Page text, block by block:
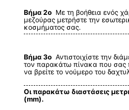
Βήμα 2ο Με τη βοήθεια ενός
μεζούρας μετρήστε την
κοσμήματος σας.
Βήμα 3ο Αντιστοιχίστε την
τον παρακάτω πίνακα που σας
να βρείτε το νούμερο του
Οι παρακάτω διαστάσεις
(mm).